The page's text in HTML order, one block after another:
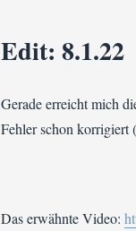
Edit: 8.1.22
Gerade erreicht mich
Fehler schon korrigiert
Das erwähnte Video: